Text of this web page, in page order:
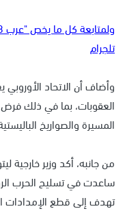
تلجرام
وأضاف أن الاتحاد
العقوبات، بما في ذلك
المسيرة والصواريخ
من جانبه، أكد وزير خارجية
ساعدت في تسليح الحرب
تهدف إلى قطع الإمدادات